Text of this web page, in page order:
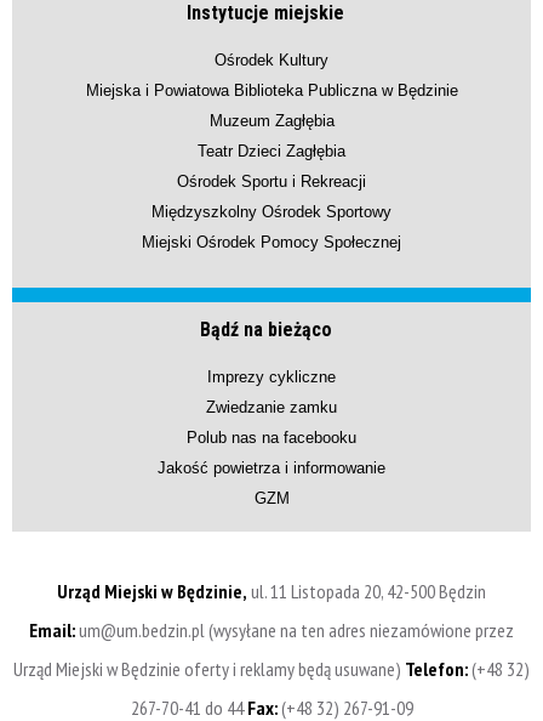
Instytucje miejskie
Ośrodek Kultury
Miejska i Powiatowa Biblioteka Publiczna w Będzinie
Muzeum Zagłębia
Teatr Dzieci Zagłębia
Ośrodek Sportu i Rekreacji
Międzyszkolny Ośrodek Sportowy
Miejski Ośrodek Pomocy Społecznej
Bądź na bieżąco
Imprezy cykliczne
Zwiedzanie zamku
Polub nas na facebooku
Jakość powietrza i informowanie
GZM
Urząd Miejski w Będzinie, ul. 11 Listopada 20, 42-500 Będzin
Email:um@um.bedzin.pl (wysyłane na ten adres niezamówione przez
Urząd Miejski w Będzinie oferty i reklamy będą usuwane) Telefon:(+48 32)
267-70-41 do 44Fax:(+48 32) 267-91-09